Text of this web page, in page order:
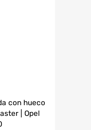
con hueco
| Opel